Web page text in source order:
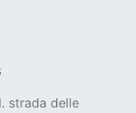
strada delle